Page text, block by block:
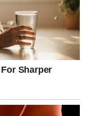
prirodna rješenja
metvice jedno je
ne podnose.
koje se potom
je bezopasan za
koji može biti
se kombinacijom
pomiješanih s
Takva